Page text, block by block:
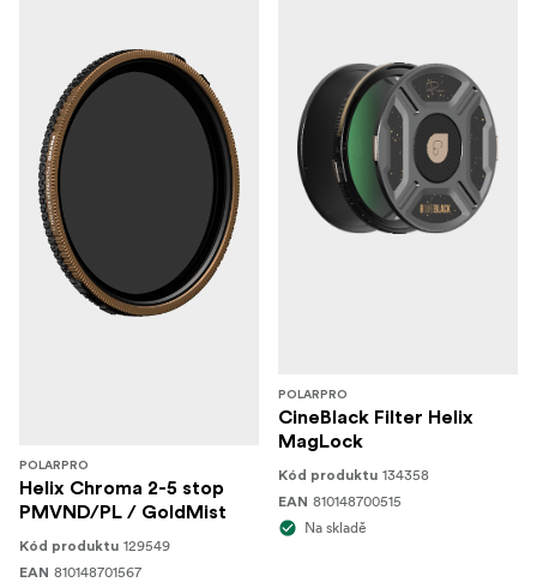
POLARPRO
Helix Chroma 2-5 stop
PMVND/PL / GoldMist
Kód produktu 129549
EAN 810148701567
POLARPRO
CineBlack Filter Helix
MagLock
Kód produktu 134358
EAN 810148700515
Na skladě